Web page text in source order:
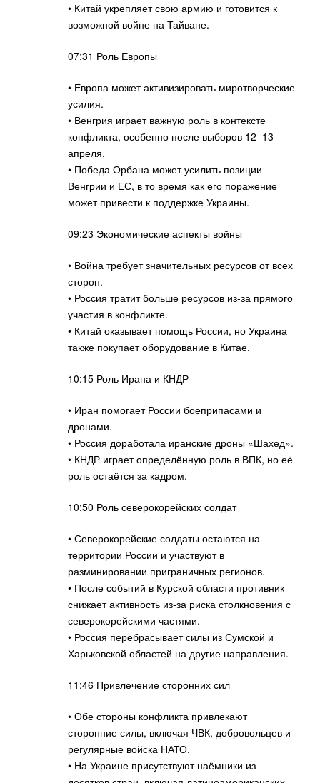
• Китай укрепляет свою армию и готовится к
возможной войне на Тайване.
07:31 Роль Европы
• Европа может активизировать миротворческие
усилия.
• Венгрия играет важную роль в контексте
конфликта, особенно после выборов 12–13
апреля.
• Победа Орбана может усилить позиции
Венгрии и ЕС, в то время как его поражение
может привести к поддержке Украины.
09:23 Экономические аспекты войны
• Война требует значительных ресурсов от всех
сторон.
• Россия тратит больше ресурсов из-за прямого
участия в конфликте.
• Китай оказывает помощь России, но Украина
также покупает оборудование в Китае.
10:15 Роль Ирана и КНДР
• Иран помогает России боеприпасами и
дронами.
• Россия доработала иранские дроны «Шахед».
• КНДР играет определённую роль в ВПК, но её
роль остаётся за кадром.
10:50 Роль северокорейских солдат
• Северокорейские солдаты остаются на
территории России и участвуют в
разминировании приграничных регионов.
• После событий в Курской области противник
снижает активность из-за риска столкновения с
северокорейскими частями.
• Россия перебрасывает силы из Сумской и
Харьковской областей на другие направления.
11:46 Привлечение сторонних сил
• Обе стороны конфликта привлекают
сторонние силы, включая ЧВК, добровольцев и
регулярные войска НАТО.
• На Украине присутствуют наёмники из